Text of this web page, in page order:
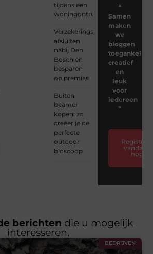
tijdens een
woningontruiming?
Verzekeringspakket
afsluiten
nabij Den
Bosch en
besparen
op premies
Buiten
beamer
kopen: zo
creëer je de
perfecte
outdoor
bioscoop
❝
Samen
maken
we
bloggen
toegankelijk,
creatief
en
leuk
voor
iedereen
❞
Registreer
vandaag
nog
berichten die u mogelijk
interesseren.
BEDRIJVEN